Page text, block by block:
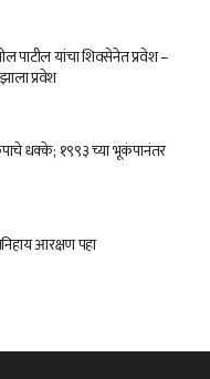
पाटील यांचा शिवसेनेत प्रवेश –
प्रवेश
धक्के; १९९३ च्या भूकंपानंतर
आरक्षण पहा